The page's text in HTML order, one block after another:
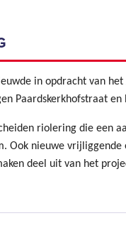
in opdracht van het
Paardskerkhofstraat
riolering die een
Ook nieuwe vrijliggende
deel uit van het